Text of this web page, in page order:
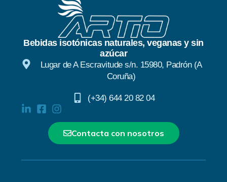
Bebidas isotónicas naturales, veganas y sin
azúcar
Lugar de A Escravitude s/n. 15980, Padrón (A
Coruña)
(+34) 644 20 82 04
Contacta con nosotros